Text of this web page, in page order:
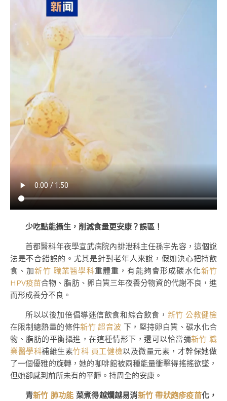
少吃點能攝生，削減食量更安康？誤區！
首都醫科年夜學宣武病院內排泄科主任孫宇先容，這個說
法是不合錯誤的。尤其是針對老年人來說，假如決心把持飲
食、加新竹 職業醫學科重體重，有能夠會形成碳水化新竹
HPV疫苗合物、脂肪、卵白質三年夜養分物資的代謝不良，進
而形成養分不良。
所以以後加倍倡導迷信飲食和綜合飲食， 新竹 公教健檢
在限制總熱量的條件新竹 超音波 下，堅持卵白質、碳水化合
物、脂肪的平衡攝進，在這種情形下，還可以恰當彌新竹 職
業醫學科補維生素竹科 員工健檢以及微量元素，才幹保她做
了一個優雅的旋轉，她的咖啡館被兩種能量衝擊得搖搖欲墜，
但她卻感到前所未有的平靜。持周全的安康。
青新竹 肺功能 菜煮得越爛越易消新竹 帶狀皰疹疫苗化，